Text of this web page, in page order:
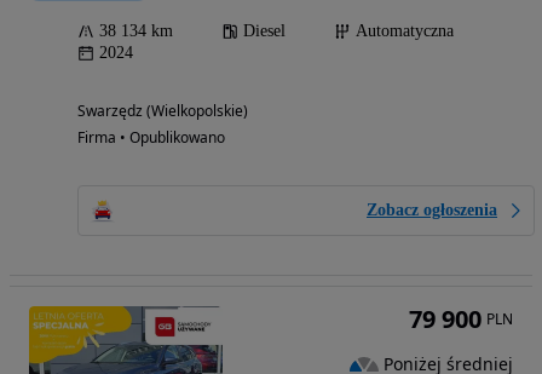
38 134 km Diesel
Automatyczna
2024
Swarzędz (Wielkopolskie)
Firma • Opublikowano
Zobacz ogłoszenia
79 900 PLN
Poniżej średniej